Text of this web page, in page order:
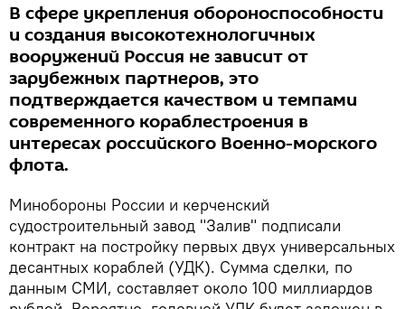
В сфере укрепления обороноспособности
и создания высокотехнологичных
вооружений Россия не зависит от
зарубежных партнеров, это
подтверждается качеством и темпами
современного кораблестроения в
интересах российского Военно-морского
флота.
Минобороны России и керченский
судостроительный завод "Залив" подписали
контракт на постройку первых двух универсальных
десантных кораблей (УДК). Сумма сделки, по
данным СМИ, составляет около 100 миллиардов